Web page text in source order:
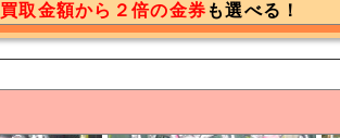
買取金額から２倍の金券 も選べる！